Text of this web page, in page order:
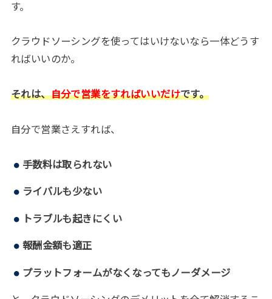
す。
クラウドソーシングを使ってはいけないなら一体どうす
ればいいのか。
それは、自分で営業をすればいいだけです。
自分で営業さえすれば、
手数料は取られない
ライバルも少ない
トラブルも起きにくい
報酬金額も適正
プラットフォームがなくなってもノーダメージ